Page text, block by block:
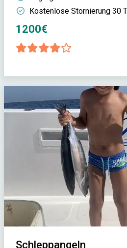
Kostenlose Stornierung 30
1200€
Schleppangeln